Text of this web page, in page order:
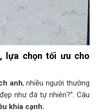
lựa chọn tối ưu cho
anh, nhiều người thường
như đá tự nhiên?”. Câu
khía cạnh.